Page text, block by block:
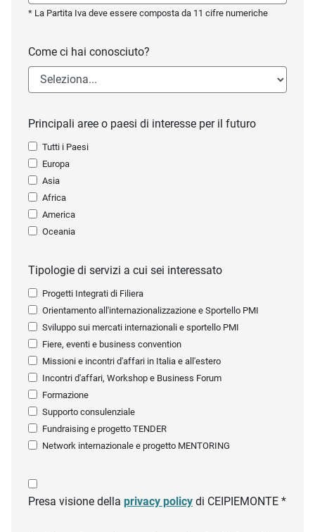
* La Partita Iva deve essere composta da 11 cifre numeriche
Come ci hai conosciuto?
Principali aree o paesi di interesse per il futuro
Tutti i Paesi
Europa
Asia
Africa
America
Oceania
Tipologie di servizi a cui sei interessato
Progetti Integrati di Filiera
Orientamento all'internazionalizzazione e Sportello PMI
Sviluppo sui mercati internazionali e sportello PMI
Fiere, eventi e business convention
Missioni e incontri d'affari in Italia e all'estero
Incontri d'affari, Workshop e Business Forum
Formazione
Supporto consulenziale
Fundraising e progetto TENDER
Network internazionale e progetto MENTORING
Presa visione della privacy policy di CEIPIEMONTE *